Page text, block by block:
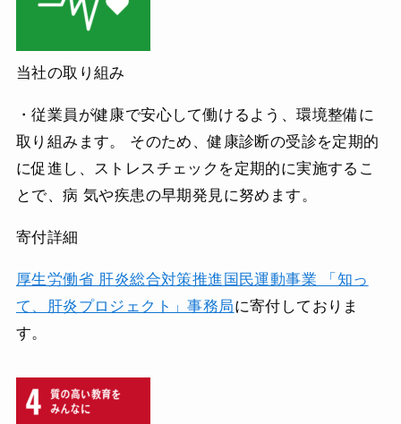
当社の取り組み
・従業員が健康で安心して働けるよう、環境整備に
取り組みます。 そのため、健康診断の受診を定期的
に促進し、ストレスチェックを定期的に実施するこ
とで、病 気や疾患の早期発見に努めます。
寄付詳細
厚生労働省 肝炎総合対策推進国民運動事業 「知っ
て、肝炎プロジェクト」事務局に寄付しておりま
す。